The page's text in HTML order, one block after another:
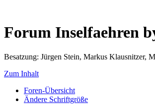
Forum Inselfaehren
Besatzung: Jürgen Stein, Markus Klausnitzer,
Zum Inhalt
Foren-Übersicht
Ändere Schriftgröße